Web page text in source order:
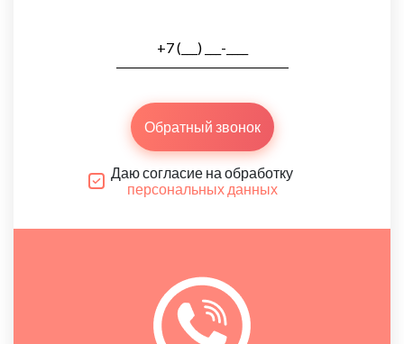
Обратный звонок
Даю согласие на обработку
персональных данных